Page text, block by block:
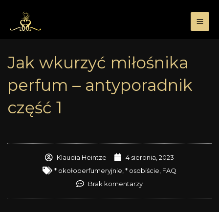
treści
Jak wkurzyć miłośnika
perfum – antyporadnik
część 1
Klaudia Heintze
4 sierpnia, 2023
* okołoperfumeryjnie * osobiście FAQ
Brak komentarzy